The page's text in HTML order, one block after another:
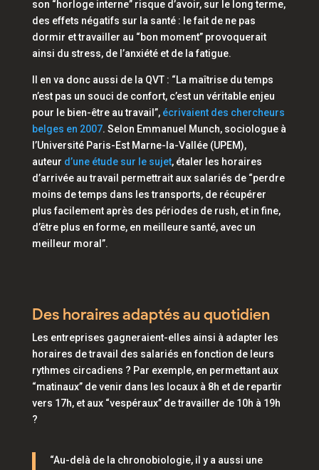
son “horloge interne”risque d’avoir, sur le long terme,
des effets négatifs sur la santé : le fait de ne pas
dormir et travailler au “bon moment” provoquerait
ainsi du stress, de l’anxiété et de la fatigue.
Il en va donc aussi de la QVT : “La maîtrise du temps
n’est pas un souci de confort, c’est un véritable enjeu
pour le bien-être au travail”,écrivaient des chercheurs
belges en 2007. Selon Emmanuel Munch, sociologue à
l’Université Paris-Est Marne-la-Vallée (UPEM),
auteur d’une étude sur le sujet, étaler les horaires
d’arrivée au travail permettrait aux salariés de“perdre
moins de temps dans les transports, de récupérer
plus facilement après des périodes de rush, et in fine,
d’être plus en forme, en meilleure santé, avec un
meilleur moral”.
Des horaires adaptés au quotidien
Les entreprises gagneraient-elles ainsi à adapter les
horaires de travail des salariés en fonction de leurs
rythmes circadiens ? Par exemple, en permettant aux
“matinaux” de venir dans les locaux à 8h et de repartir
vers 17h, et aux “vespéraux”de travailler de 10h à 19h
?
“Au-delà de la chronobiologie, il y a aussi une